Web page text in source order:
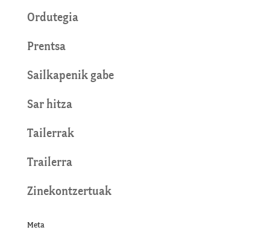
Ordutegia
Prentsa
Sailkapenik gabe
Sar hitza
Tailerrak
Trailerra
Zinekontzertuak
Meta